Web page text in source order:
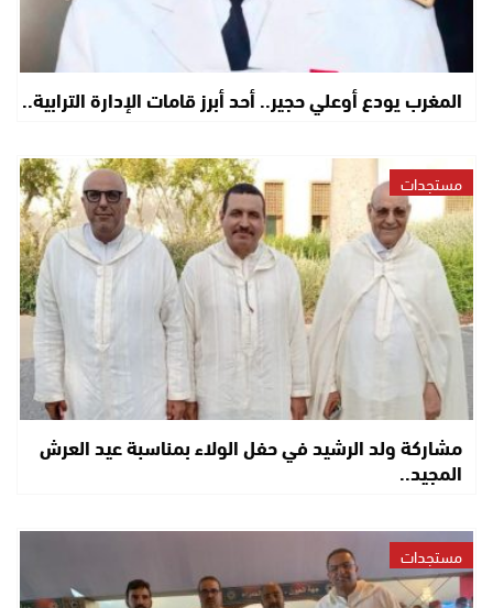
المغرب يودع أوعلي حجير.. أحد أبرز قامات الإدارة الترابية..
مستجدات
مشاركة ولد الرشيد في حفل الولاء بمناسبة عيد العرش
المجيد..
مستجدات